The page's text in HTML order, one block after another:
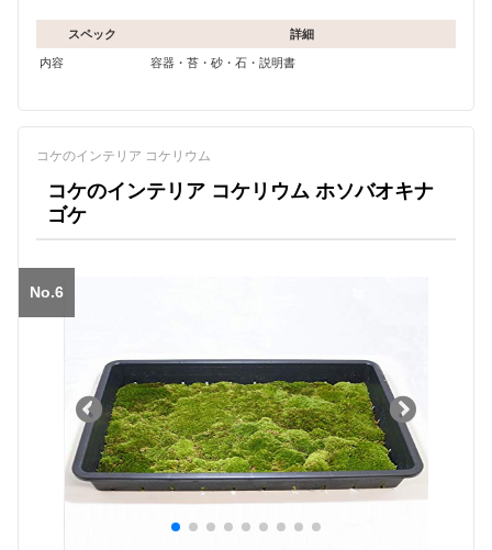
スペック 詳細
内容 容器・苔・砂・石・説明書
コケのインテリア コケリウム
コケのインテリア コケリウム ホソバオキナ
ゴケ
No.6